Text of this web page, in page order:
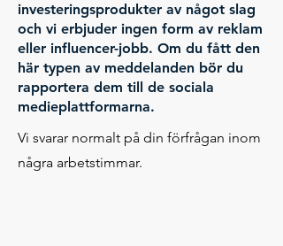
investeringsprodukter av något slag
och vi erbjuder ingen form av reklam
eller influencer-jobb. Om du fått den
här typen av meddelanden bör du
rapportera dem till de sociala
medieplattformarna.
Vi svarar normalt på din förfrågan inom
några arbetstimmar.